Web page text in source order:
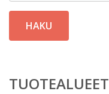
HAKU
TUOTEALUEET